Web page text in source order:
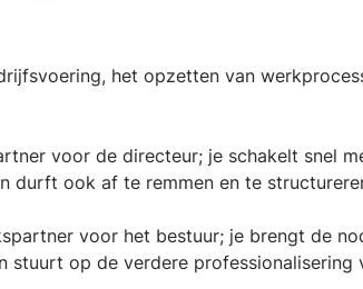
het opzetten van
voor de directeur; je schakelt snel
durft ook af te remmen en te
voor het bestuur; je brengt de
op de verdere professionalisering